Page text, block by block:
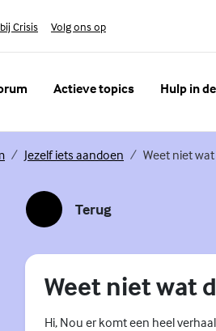
Crisis Volg ons op
Instagram
Actieve topics Hulp in
Jezelf iets aandoen Weet niet wat
Terug
Weet niet wat
Hi, Nou er komt een heel